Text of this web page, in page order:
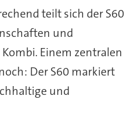
teilt sich der S60
und
Einem zentralen
Der S60 markiert
und